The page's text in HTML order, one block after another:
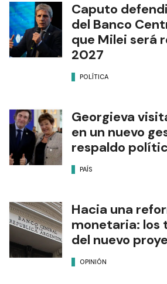
Caputo
del Banco
que Milei será
2027
POLÍTICA
Georgieva
en un nuevo
respaldo
PAÍS
Hacia una
monetaria: los
del nuevo
OPINIÓN